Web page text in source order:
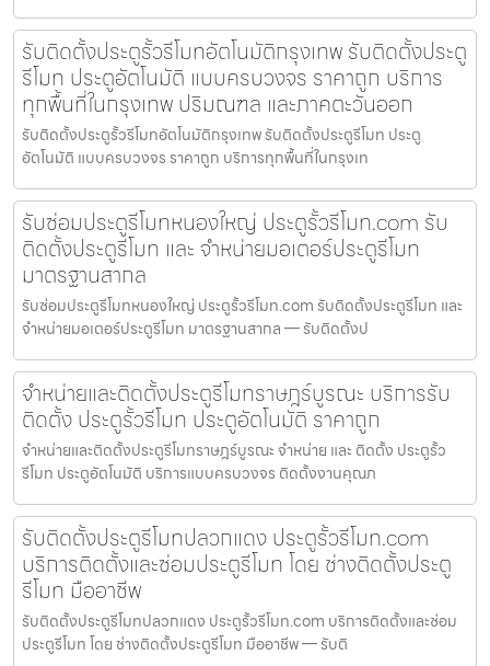
รับติดตั้งประตูรั้วรีโมทอัตโนมัติกรุงเทพ รับติดตั้งประตู
รีโมท ประตูอัตโนมัติ แบบครบวงจร ราคาถูก บริการ
ทุกพื้นที่ในกรุงเทพ ปริมณฑล และภาคตะวันออก
รับติดตั้งประตูรั้วรีโมทอัตโนมัติกรุงเทพ รับติดตั้งประตูรีโมท ประตู
อัตโนมัติ แบบครบวงจร ราคาถูก บริการทุกพื้นที่ในกรุงเท
รับซ่อมประตูรีโมทหนองใหญ่ ประตูรั้วรีโมท.com รับ
ติดตั้งประตูรีโมท และ จำหน่ายมอเตอร์ประตูรีโมท
มาตรฐานสากล
รับซ่อมประตูรีโมทหนองใหญ่ ประตูรั้วรีโมท.com รับติดตั้งประตูรีโมท และ
จำหน่ายมอเตอร์ประตูรีโมท มาตรฐานสากล — รับติดตั้งป
จำหน่ายและติดตั้งประตูรีโมทราษฎร์บูรณะ บริการรับ
ติดตั้ง ประตูรั้วรีโมท ประตูอัตโนมัติ ราคาถูก
จำหน่ายและติดตั้งประตูรีโมทราษฎร์บูรณะ จำหน่าย และ ติดตั้ง ประตูรั้ว
รีโมท ประตูอัตโนมัติ บริการแบบครบวงจร ติดตั้งงานคุณภ
รับติดตั้งประตูรีโมทปลวกแดง ประตูรั้วรีโมท.com
บริการติดตั้งและซ่อมประตูรีโมท โดย ช่างติดตั้งประตู
รีโมท มืออาชีพ
รับติดตั้งประตูรีโมทปลวกแดง ประตูรั้วรีโมท.com บริการติดตั้งและซ่อม
ประตูรีโมท โดย ช่างติดตั้งประตูรีโมท มืออาชีพ — รับติ